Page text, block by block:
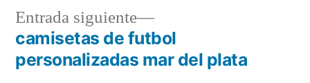
Navegación
Entrada siguiente
Entrada
siguiente:
camisetas de futbol
personalizadas mar del plata